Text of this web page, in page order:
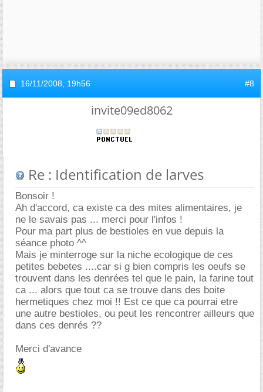
16/11/2008, 19h56 #8
invite09ed8062
Re : Identification de larves
Bonsoir !
Ah d'accord, ca existe ca des mites alimentaires, je
ne le savais pas ... merci pour l'infos !
Pour ma part plus de bestioles en vue depuis la
séance photo ^^
Mais je minterroge sur la niche ecologique de ces
petites bebetes ....car si g bien compris les oeufs se
trouvent dans les denrées tel que le pain, la farine tout
ca ... alors que tout ca se trouve dans des boite
hermetiques chez moi !! Est ce que ca pourrai etre
une autre bestioles, ou peut les rencontrer ailleurs que
dans ces denrés ??
Merci d'avance